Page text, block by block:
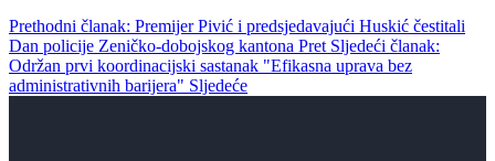
Prethodni članak: Premijer Pivić i predsjedavajući Huskić čestitali
Dan policije Zeničko-dobojskog kantona Pret Sljedeći članak:
Održan prvi koordinacijski sastanak "Efikasna uprava bez
administrativnih barijera" Sljedeće